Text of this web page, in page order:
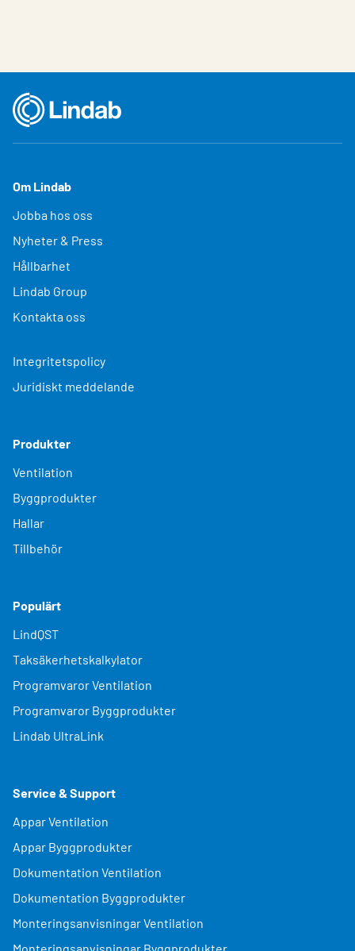
Om Lindab
Jobba hos oss
Nyheter & Press
Hållbarhet
Lindab Group
Kontakta oss
Integritetspolicy
Juridiskt meddelande
Produkter
Ventilation
Byggprodukter
Hallar
Tillbehör
Populärt
LindQST
Taksäkerhetskalkylator
Programvaror Ventilation
Programvaror Byggprodukter
Lindab UltraLink
Service & Support
Appar Ventilation
Appar Byggprodukter
Dokumentation Ventilation
Dokumentation Byggprodukter
Monteringsanvisningar Ventilation